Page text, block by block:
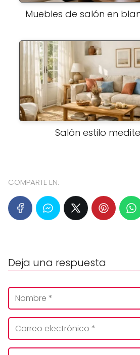
Muebles de salón en
Salón estilo
COMPARTE EN:
Deja una respuesta